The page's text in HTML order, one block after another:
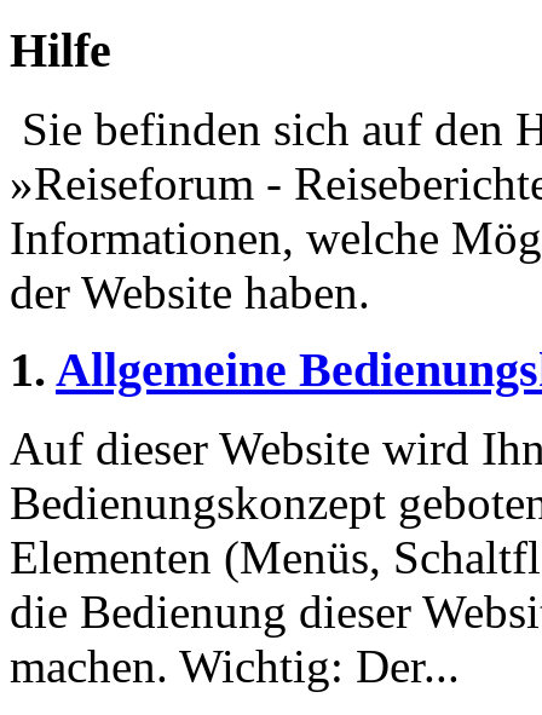
Hilfe
Sie befinden sich auf den
»Reiseforum -
Informationen, welche
der Website haben.
1. Allgemeine
Auf dieser Website wird
Bedienungskonzept
Elementen (Menüs,
die Bedienung dieser
machen. Wichtig: Der...